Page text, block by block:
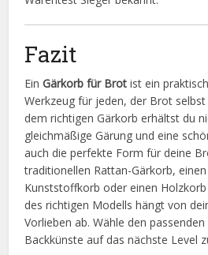
Fazit
EinGärkorb für Brot ist ein
Werkzeug für jeden, der Brot
dem richtigen Gärkorb erhältst du
gleichmäßige Gärung und eine
auch die perfekte Form für deine
traditionellen Rattan-Gärkorb,
Kunststoffkorb oder einen
des richtigen Modells hängt von
Vorlieben ab. Wähle den
Backkünste auf das nächste Level